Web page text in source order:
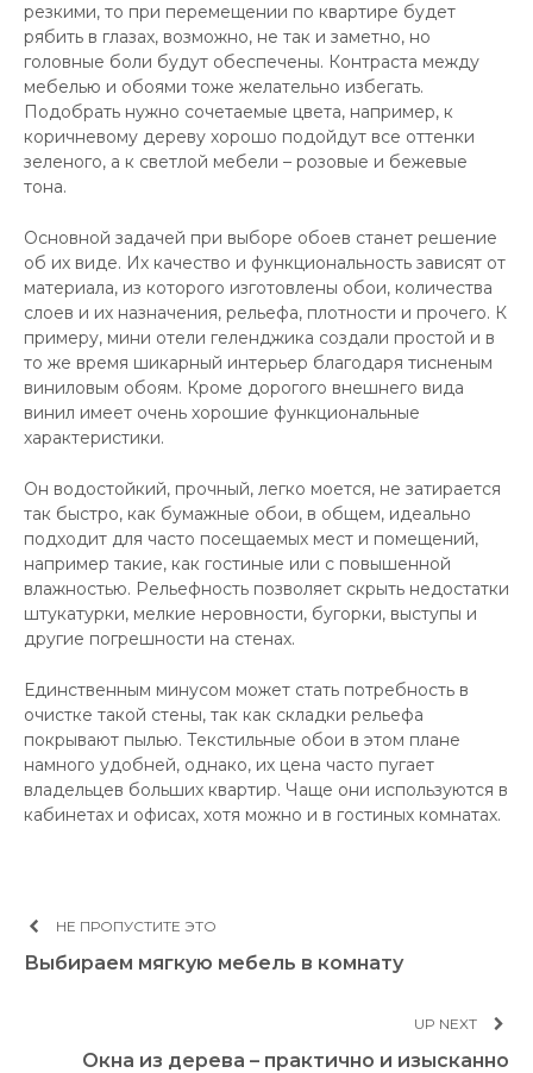
резкими, то при перемещении по квартире будет
рябить в глазах, возможно, не так и заметно, но
головные боли будут обеспечены. Контраста между
мебелью и обоями тоже желательно избегать.
Подобрать нужно сочетаемые цвета, например, к
коричневому дереву хорошо подойдут все оттенки
зеленого, а к светлой мебели – розовые и бежевые
тона.
Основной задачей при выборе обоев станет решение
об их виде. Их качество и функциональность зависят от
материала, из которого изготовлены обои, количества
слоев и их назначения, рельефа, плотности и прочего. К
примеру, мини отели геленджика создали простой и в
то же время шикарный интерьер благодаря тисненым
виниловым обоям. Кроме дорогого внешнего вида
винил имеет очень хорошие функциональные
характеристики.
Он водостойкий, прочный, легко моется, не затирается
так быстро, как бумажные обои, в общем, идеально
подходит для часто посещаемых мест и помещений,
например такие, как гостиные или с повышенной
влажностью. Рельефность позволяет скрыть недостатки
штукатурки, мелкие неровности, бугорки, выступы и
другие погрешности на стенах.
Единственным минусом может стать потребность в
очистке такой стены, так как складки рельефа
покрывают пылью. Текстильные обои в этом плане
намного удобней, однако, их цена часто пугает
владельцев больших квартир. Чаще они используются в
кабинетах и офисах, хотя можно и в гостиных комнатах.
НЕ ПРОПУСТИТЕ ЭТО
Выбираем мягкую мебель в комнату
UP NEXT
Окна из дерева – практично и изысканно